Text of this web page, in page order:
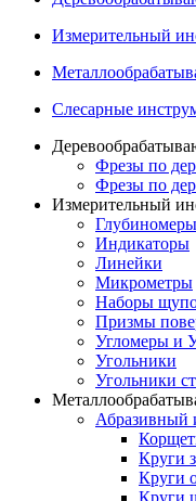
Измерительный
Слесарные
Фрезы по
Фрезы по
Измерительный
Глубиномеры
Индикаторы
Линейки
Микрометры
Наборы
Призмы
Угломеры и
Угольники
Угольники
Абразивный
Круги
Круги
Круги